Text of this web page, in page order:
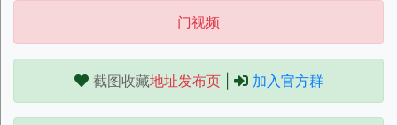
门视频
截图收藏地址发布页| 加入官方群